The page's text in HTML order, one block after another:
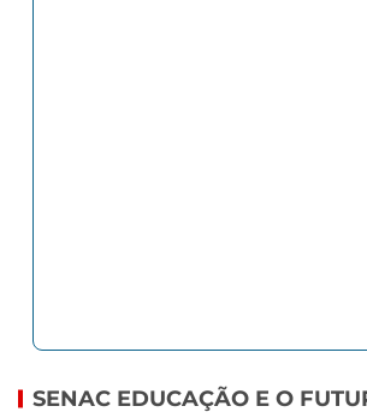
SENAC EDUCAÇÃO E O